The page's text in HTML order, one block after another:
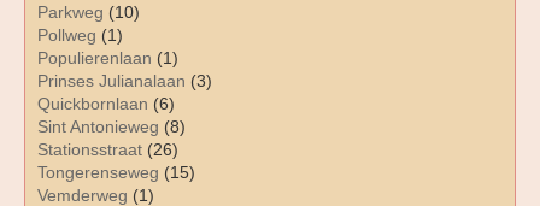
Parkweg (10)
Pollweg (1)
Populierenlaan (1)
Prinses Julianalaan (3)
Quickbornlaan (6)
Sint Antonieweg (8)
Stationsstraat (26)
Tongerenseweg (15)
Vemderweg (1)